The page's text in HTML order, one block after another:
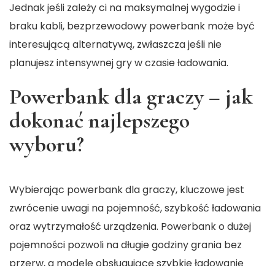
Jednak jeśli zależy ci na maksymalnej wygodzie i
braku kabli, bezprzewodowy powerbank może być
interesującą alternatywą, zwłaszcza jeśli nie
planujesz intensywnej gry w czasie ładowania.
Powerbank dla graczy – jak
dokonać najlepszego
wyboru?
Wybierając powerbank dla graczy, kluczowe jest
zwrócenie uwagi na pojemność, szybkość ładowania
oraz wytrzymałość urządzenia. Powerbank o dużej
pojemności pozwoli na długie godziny grania bez